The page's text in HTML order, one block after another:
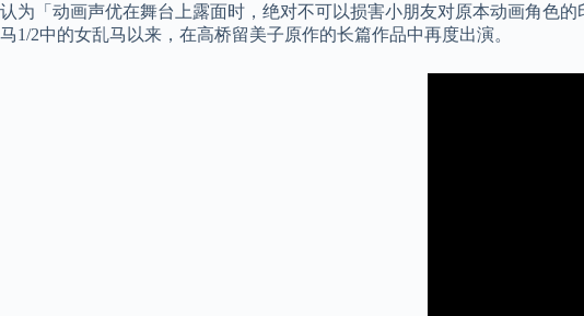
认为「动画声优在舞台上露面时，绝对不可以损害小朋友对原本动画角色
马1/2中的女乱马以来，在高桥留美子原作的长篇作品中再度出演。